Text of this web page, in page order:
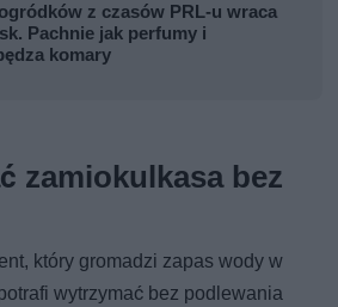
z czasów PRL-u wraca
Pachnie jak perfumy i
komary
zamiokulkasa bez
który gromadzi zapas wody w
wytrzymać bez podlewania